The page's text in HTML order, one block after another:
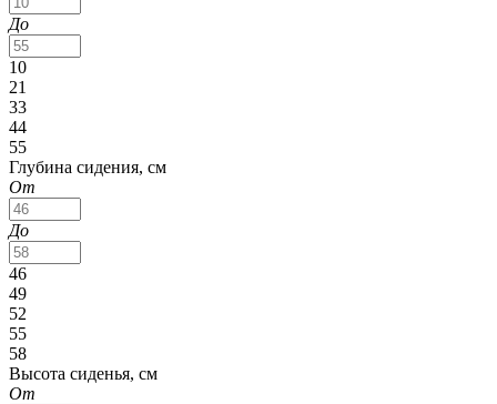
До
10
21
33
44
55
Глубина сидения, см
От
До
46
49
52
55
58
Высота сиденья, см
От